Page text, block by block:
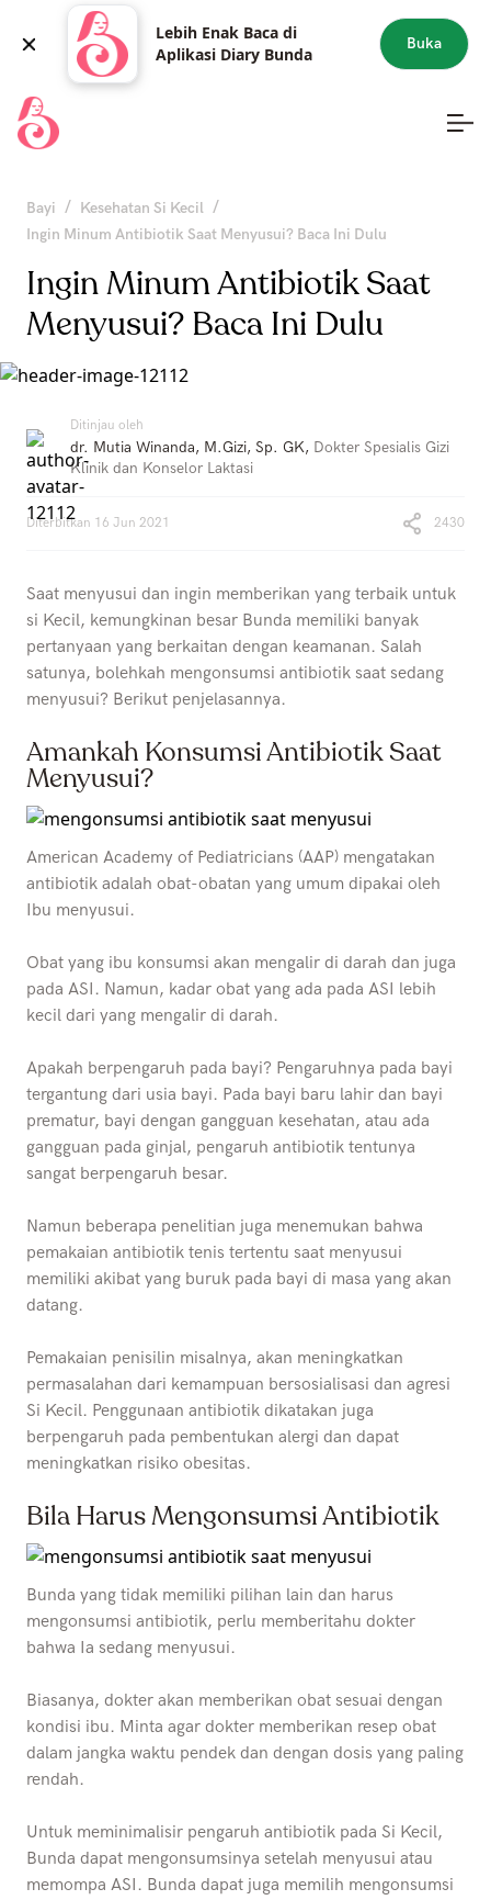
Lebih Enak Baca di
Aplikasi Diary Bunda
Buka
Bayi / Kesehatan Si Kecil /
Ingin Minum Antibiotik Saat Menyusui? Baca Ini Dulu
Ingin Minum Antibiotik Saat
Menyusui? Baca Ini Dulu
Ditinjau oleh
dr. Mutia Winanda, M.Gizi, Sp. GK, Dokter Spesialis Gizi
Klinik dan Konselor Laktasi
Diterbitkan 16 Jun 2021 2430
Saat menyusui dan ingin memberikan yang terbaik untuk
si Kecil, kemungkinan besar Bunda memiliki banyak
pertanyaan yang berkaitan dengan keamanan. Salah
satunya, bolehkah mengonsumsi antibiotik saat sedang
menyusui? Berikut penjelasannya.
Amankah Konsumsi Antibiotik Saat
Menyusui?
American Academy of Pediatricians (AAP) mengatakan
antibiotik adalah obat-obatan yang umum dipakai oleh
Ibu menyusui.
Obat yang ibu konsumsi akan mengalir di darah dan juga
pada ASI. Namun, kadar obat yang ada pada ASI lebih
kecil dari yang mengalir di darah.
Apakah berpengaruh pada bayi? Pengaruhnya pada bayi
tergantung dari usia bayi. Pada bayi baru lahir dan bayi
prematur, bayi dengan gangguan kesehatan, atau ada
gangguan pada ginjal, pengaruh antibiotik tentunya
sangat berpengaruh besar.
Namun beberapa penelitian juga menemukan bahwa
pemakaian antibiotik tenis tertentu saat menyusui
memiliki akibat yang buruk pada bayi di masa yang akan
datang.
Pemakaian penisilin misalnya, akan meningkatkan
permasalahan dari kemampuan bersosialisasi dan agresi
Si Kecil. Penggunaan antibiotik dikatakan juga
berpengaruh pada pembentukan alergi dan dapat
meningkatkan risiko obesitas.
Bila Harus Mengonsumsi Antibiotik
Bunda yang tidak memiliki pilihan lain dan harus
mengonsumsi antibiotik, perlu memberitahu dokter
bahwa Ia sedang menyusui.
Biasanya, dokter akan memberikan obat sesuai dengan
kondisi ibu. Minta agar dokter memberikan resep obat
dalam jangka waktu pendek dan dengan dosis yang paling
rendah.
Untuk meminimalisir pengaruh antibiotik pada Si Kecil,
Bunda dapat mengonsumsinya setelah menyusui atau
memompa ASI. Bunda dapat juga memilih mengonsumsi